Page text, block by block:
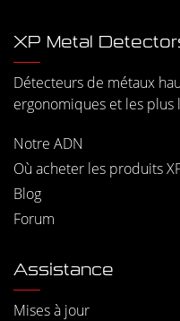
XP Metal
Détecteurs de métaux
ergonomiques et les plus
Notre ADN
Où acheter les produits
Blog
Forum
Assistance
Mises à jour